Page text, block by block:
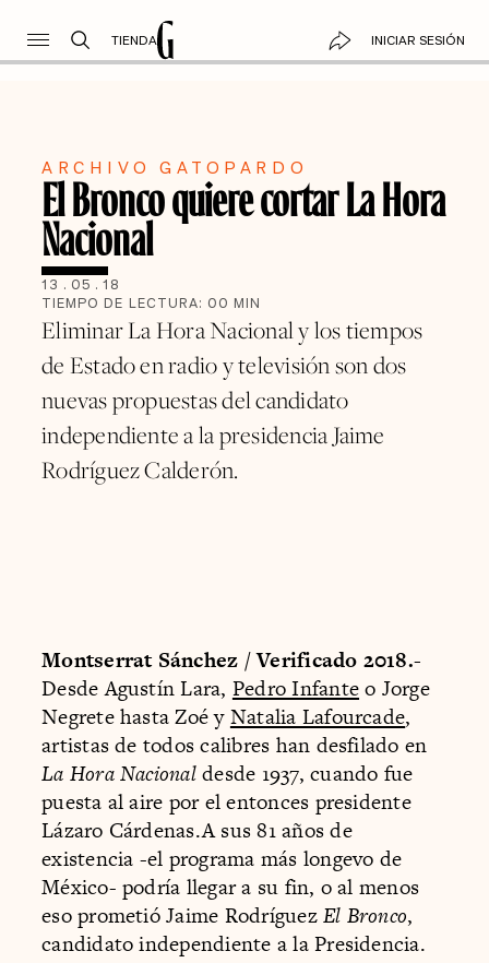
TIENDA INICIAR SESIÓN
ARCHIVO GATOPARDO
El Bronco quiere cortar La Hora
Nacional
13 . 05 . 18
TIEMPO DE LECTURA: 00 MIN
Eliminar La Hora Nacional y los tiempos
de Estado en radio y televisión son dos
nuevas propuestas del candidato
independiente a la presidencia Jaime
Rodríguez Calderón.
Montserrat Sánchez / Verificado 2018.-
Desde Agustín Lara, Pedro Infanteo Jorge
Negrete hasta Zoé yNatalia Lafourcade,
artistas de todos calibres han desfilado en
La Hora Nacionaldesde 1937, cuando fue
puesta al aire por el entonces presidente
Lázaro Cárdenas.A sus 81 años de
existencia -el programa más longevo de
México- podría llegar a su fin, o al menos
eso prometió Jaime RodríguezEl Bronco,
candidato independiente a la Presidencia.